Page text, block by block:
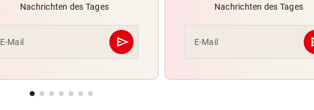
Nachrichten des Tages
E-Mail send
Abschicken
Nachrichten des Tages
E-Mail